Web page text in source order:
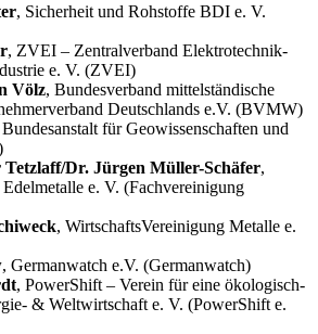
, Sicherheit und Rohstoffe BDI e. V.
, ZVEI – Zentralverband Elektrotechnik-
e. V. (ZVEI)
Völz, Bundesverband mittelständische
Deutschlands e.V. (BVMW)
Bundesanstalt für Geowissenschaften und
Dr. Jürgen Müller-Schäfer,
e. V. (Fachvereinigung
, WirtschaftsVereinigung Metalle e.
, Germanwatch e.V. (Germanwatch)
, PowerShift – Verein für eine ökologisch-
& Weltwirtschaft e. V. (PowerShift e.